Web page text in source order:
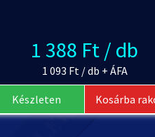
1 388 Ft / db
1 093 Ft / db + ÁFA
Készleten Kosárba